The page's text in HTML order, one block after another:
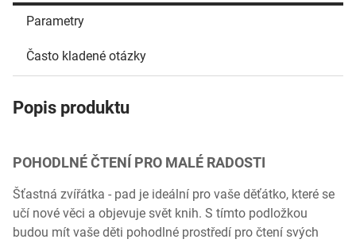
Parametry
Často kladené otázky
Popis produktu
POHODLNÉ ČTENÍ PRO MALÉ RADOSTI
Šťastná zvířátka - pad je ideální pro vaše děťátko, které se
učí nové věci a objevuje svět knih. S tímto podložkou
budou mít vaše děti pohodlné prostředí pro čtení svých